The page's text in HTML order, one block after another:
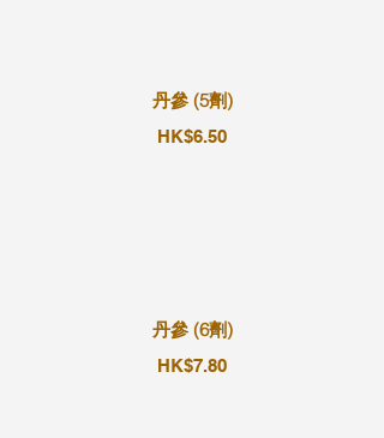
丹參 (5劑)
HK$6.50
丹參 (6劑)
HK$7.80